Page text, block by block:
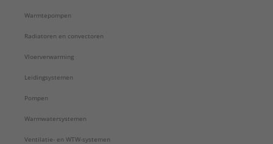
Warmtepompen
Radiatoren en convectoren
Vloerverwarming
Leidingsystemen
Pompen
Warmwatersystemen
Ventilatie- en WTW-systemen